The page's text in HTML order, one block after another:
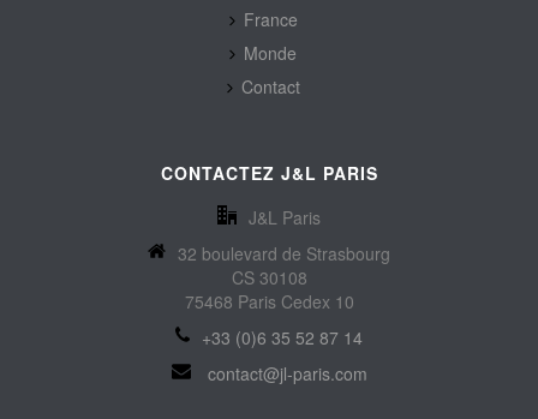
France
Monde
Contact
CONTACTEZ J&L PARIS
J&L Paris
32 boulevard de Strasbourg
CS 30108
75468 Paris Cedex 10
+33 (0)6 35 52 87 14
contact@jl-paris.com